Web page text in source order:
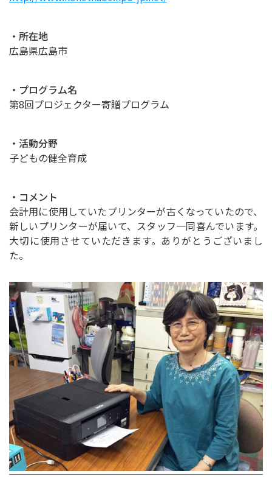
・所在地
広島県広島市
・プログラム名
第8回プロジェクター寄贈プログラム
・活動分野
子どもの健全育成
・コメント
会計用に使用していたプリンターが古くなっていたので、
新しいプリンターが届いて、スタッフ一同喜んでいます。
大切に使用させていただきます。ありがとうございまし
た。